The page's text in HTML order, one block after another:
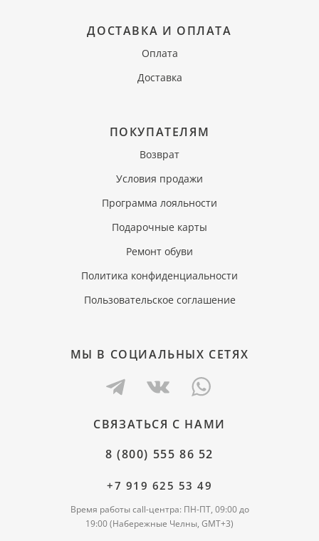
ДОСТАВКА И ОПЛАТА
Оплата
Доставка
ПОКУПАТЕЛЯМ
Возврат
Условия продажи
Программа лояльности
Подарочные карты
Ремонт обуви
Политика конфиденциальности
Пользовательское соглашение
МЫ В СОЦИАЛЬНЫХ СЕТЯХ
СВЯЗАТЬСЯ С НАМИ
8 (800) 555 86 52
+7 919 625 53 49
Время работы call-центра: ПН-ПТ, 09:00 до
19:00 (Набережные Челны, GMT+3)